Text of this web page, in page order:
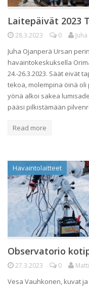
Laitepäivät 2023
28.3.2023 0
Juha Ojanperä Ursan
havaintokeskuksella
24.-26.3.2023. Säät eivät
tekoa, molempina öinä
yönä alkoi sakea
pääsi pilkistämään
Read more
Havaintolaitteet
Observatorio
27.3.2023 0
Vesa Vauhkonen, kuvat